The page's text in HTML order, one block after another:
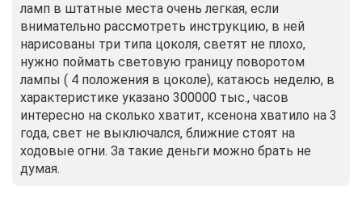
ламп в штатные места очень легкая, если
внимательно рассмотреть инструкцию, в ней
нарисованы три типа цоколя, светят не плохо,
нужно поймать световую границу поворотом
лампы ( 4 положения в цоколе), катаюсь неделю, в
характеристике указано 300000 тыс., часов
интересно на сколько хватит, ксенона хватило на 3
года, свет не выключался, ближние стоят на
ходовые огни. За такие деньги можно брать не
думая.